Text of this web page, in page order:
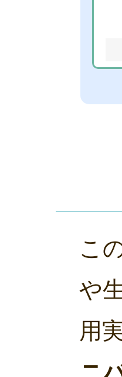
こ
や
用
ニ